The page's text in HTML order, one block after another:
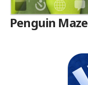
Penguin Maze